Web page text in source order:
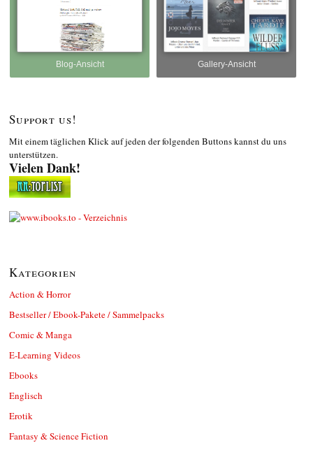
Blog-Ansicht Gallery-Ansicht
Support us!
Mit einem täglichen Klick auf jeden der folgenden Buttons kannst du uns
unterstützen.
Vielen Dank!
Kategorien
Action & Horror
Bestseller / Ebook-Pakete / Sammelpacks
Comic & Manga
E-Learning Videos
Ebooks
Englisch
Erotik
Fantasy & Science Fiction